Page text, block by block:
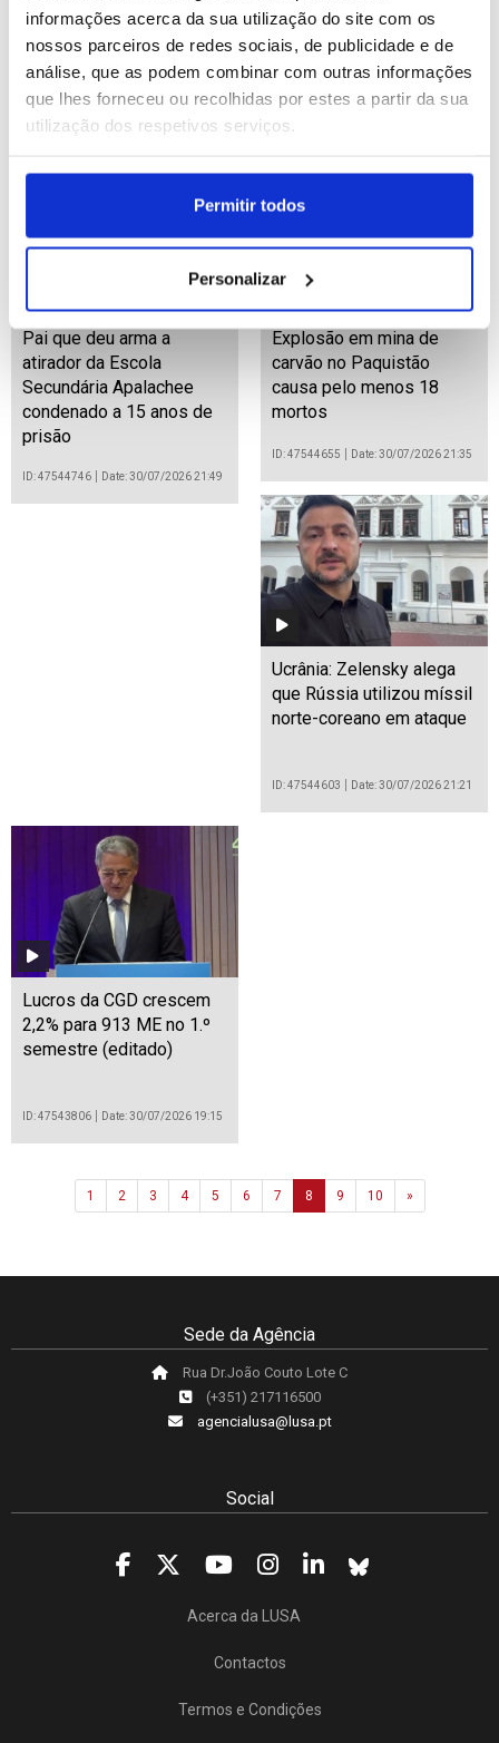
informações acerca da sua utilização do site com os
nossos parceiros de redes sociais, de publicidade e de
análise, que as podem combinar com outras informações
que lhes forneceu ou recolhidas por estes a partir da sua
utilização dos respetivos serviços.
Permitir todos
Personalizar
Nove migrantes morreram
ao tentar chegar a nado ao
enclave de Ceuta
ID: 47545006
Pai que deu arma a
atirador da Escola
Secundária Apalachee
condenado a 15 anos de
prisão
ID: 47544746 Date: 30/07/2026 21:49
Explosão em mina de
carvão no Paquistão
causa pelo menos 18
mortos
ID: 47544655 Date: 30/07/2026 21:35
Ucrânia: Zelensky alega
que Rússia utilizou míssil
norte-coreano em ataque
ID: 47544603 Date: 30/07/2026 21:21
Lucros da CGD crescem
2,2% para 913 ME no 1.º
semestre (editado)
ID: 47543806 Date: 30/07/2026 19:15
1 2 3 4 5 6 7 8 9 10 »Next
Sede da Agência
Rua Dr.João Couto Lote C
(+351) 217116500
agencialusa@lusa.pt
Social
Acerca da LUSA
Contactos
Termos e Condições